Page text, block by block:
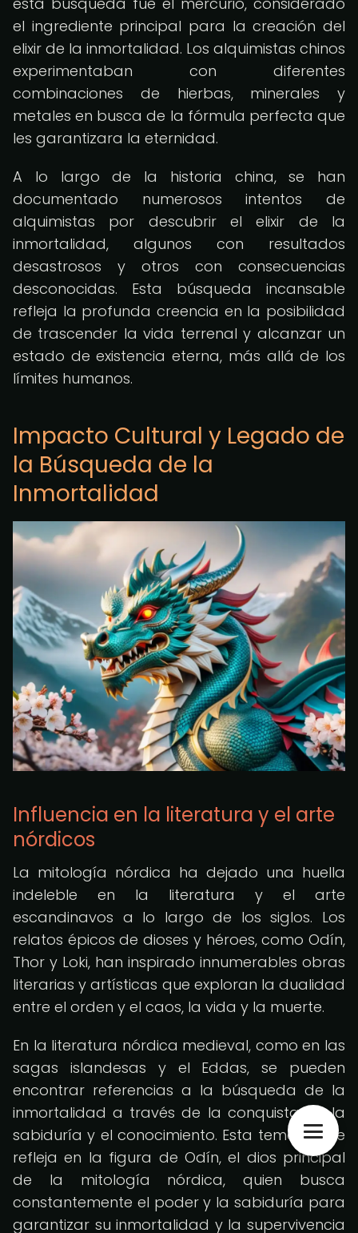
el ingrediente principal para la creación del
elixir de la inmortalidad. Los alquimistas chinos
experimentaban con diferentes
combinaciones de hierbas, minerales y
metales en busca de la fórmula perfecta que
les garantizara la eternidad.
A lo largo de la historia china, se han
documentado numerosos intentos de
alquimistas por descubrir el elixir de la
inmortalidad, algunos con resultados
desastrosos y otros con consecuencias
desconocidas. Esta búsqueda incansable
refleja la profunda creencia en la posibilidad
de trascender la vida terrenal y alcanzar un
estado de existencia eterna, más allá de los
límites humanos.
Impacto Cultural y Legado de
la Búsqueda de la
Inmortalidad
Influencia en la literatura y el arte
nórdicos
La mitología nórdica ha dejado una huella
indeleble en la literatura y el arte
escandinavos a lo largo de los siglos. Los
relatos épicos de dioses y héroes, como Odín,
Thor y Loki, han inspirado innumerables obras
literarias y artísticas que exploran la dualidad
entre el orden y el caos, la vida y la muerte.
En la literatura nórdica medieval, como en las
sagas islandesas y el Eddas, se pueden
encontrar referencias a la búsqueda de la
inmortalidad a través de la conquista de la
sabiduría y el conocimiento. Esta temática se
refleja en la figura de Odín, el dios principal
de la mitología nórdica, quien busca
constantemente el poder y la sabiduría para
garantizar su inmortalidad y la supervivencia